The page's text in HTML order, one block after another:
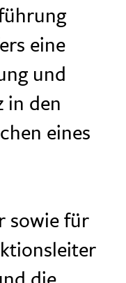
eine
und
in den
eines
sowie für